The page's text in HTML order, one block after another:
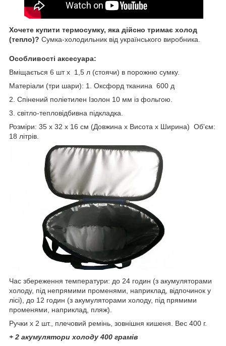
Хочете купити термосумку, яка дійсно тримає холод
(тепло)? Сумка-холодильник від українського виробника.
Особливості аксесуара:
Вміщається 6 шт х 1,5 л (стоячи) в порожню сумку.
Матеріали (три шари): 1. Оксфорд тканина 600 д
2. Спінений поліетилен Ізолон 10 мм із фольгою.
3. світло-тепловідбивна підкладка.
Розміри: 35 х 32 х 16 см (Довжина х Висота х Ширина) Об'єм:
18 літрів.
Час збереження температури: до 24 годин (з акумуляторами
холоду, під непрямими променями, наприклад, відпочинок у
лісі), до 12 годин (з акумуляторами холоду, під прямими
променями, наприклад, пляж).
Ручки х 2 шт., плечовий ремінь, зовнішня кишеня. Вес 400 г.
+ 2 акумулятори холоду 400 грамів